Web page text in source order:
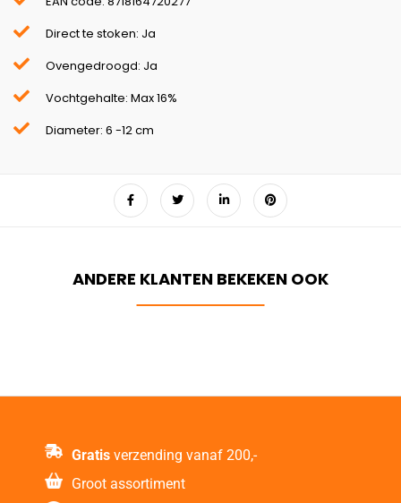
Direct te stoken: Ja
Ovengedroogd: Ja
Vochtgehalte: Max 16%
Diameter: 6 -12 cm
Gratis verzending vanaf 200,-
Groot assortiment